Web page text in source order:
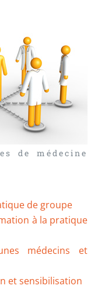
de médecine
de groupe
à la pratique
médecins et
et sensibilisation